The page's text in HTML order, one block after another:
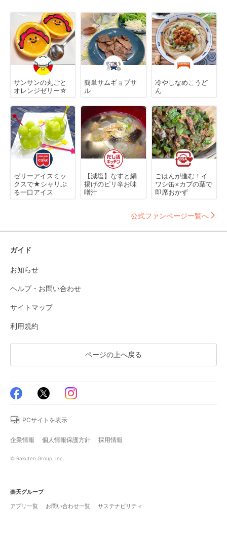
サンサンの丸ごと
オレンジゼリー☆
簡単サムギョプサ
ル
冷やしなめこうど
ん
ゼリーアイスミッ
クスで★シャリぷ
る一口アイス
【減塩】なすと絹
揚げのピリ辛お味
噌汁
ごはんが進む！イ
ワシ缶×カブの葉で
即席おかず
公式ファンページ一覧へ
ガイド
お知らせ
ヘルプ・お問い合わせ
サイトマップ
利用規約
ページの上へ戻る
PCサイトを表示
企業情報 個人情報保護方針 採用情報
© Rakuten Group, Inc.
楽天グループ
アプリ一覧
お問い合わせ一覧 サステナビリティ